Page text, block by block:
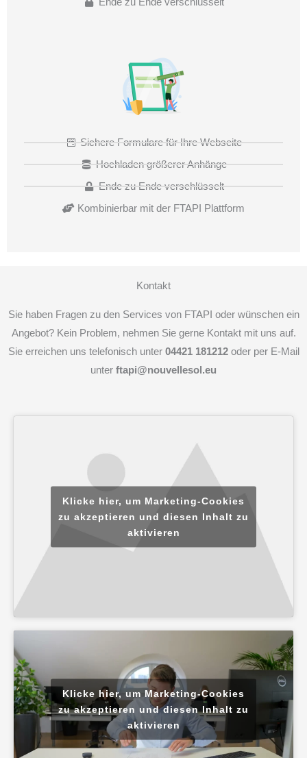
Sichere Formulare für Ihre Webseite
Hochladen größerer Anhänge
Ende zu Ende verschlüsselt
Kombinierbar mit der FTAPI Plattform
Kontakt
Sie haben Fragen zu den Services von FTAPI oder wünschen ein
Angebot? Kein Problem, nehmen Sie gerne Kontakt mit uns auf.
Sie erreichen uns telefonisch unter 04421 181212 oder per E-Mail
unter ftapi@nouvellesol.eu
Klicke hier, um Marketing-Cookies
zu akzeptieren und diesen Inhalt zu
aktivieren
Klicke hier, um Marketing-Cookies
zu akzeptieren und diesen Inhalt zu
aktivieren